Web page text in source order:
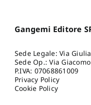
Gangemi Editore
Sede Legale: Via
Sede Op.: Via
P.IVA: 07068861009
Privacy Policy
Cookie Policy